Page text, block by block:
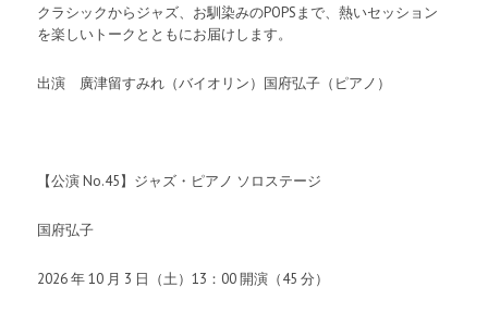
クラシックからジャズ、お馴染みのPOPSまで、熱いセッション
を楽しいトークとともにお届けします。
出演 廣津留すみれ（バイオリン）国府弘子（ピアノ）
【公演 No.45】ジャズ・ピアノ ソロステージ
国府弘子
2026 年 10 月 3 日（土）13：00 開演（45 分）